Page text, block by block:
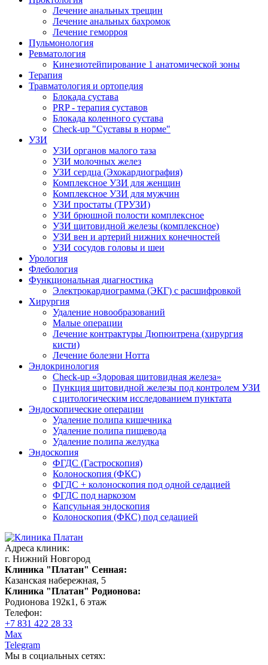
Лечение анальных трещин
Лечение анальных бахромок
Лечение геморроя
Пульмонология
Ревматология
Кинезиотейпирование 1 анатомической зоны
Терапия
Травматология и ортопедия
Блокада сустава
PRP - терапия суставов
Блокада коленного сустава
Check-up "Суставы в норме"
УЗИ
УЗИ органов малого таза
УЗИ молочных желез
УЗИ сердца (Эхокардиография)
Комплексное УЗИ для женщин
Комплексное УЗИ для мужчин
УЗИ простаты (ТРУЗИ)
УЗИ брюшной полости комплексное
УЗИ щитовидной железы (комплексное)
УЗИ вен и артерий нижних конечностей
УЗИ сосудов головы и шеи
Урология
Флебология
Функциональная диагностика
Электрокардиограмма (ЭКГ) с расшифровкой
Хирургия
Удаление новообразований
Малые операции
Лечение контрактуры Дюпюитрена (хирургия
кисти)
Лечение болезни Нотта
Эндокринология
Check-up «Здоровая щитовидная железа»
Пункция щитовидной железы под контролем УЗИ
с цитологическим исследованием пунктата
Эндоскопические операции
Удаление полипа кишечника
Удаление полипа пищевода
Удаление полипа желудка
Эндоскопия
ФГДС (Гастроскопия)
Колоноскопия (ФКС)
ФГДС + колоноскопия под одной седацией
ФГДС под наркозом
Капсульная эндоскопия
Колоноскопия (ФКС) под седацией
Адреса клиник:
г. Нижний Новгород
Клиника "Платан" Сенная:
Казанская набережная, 5
Клиника "Платан" Родионова:
Родионова 192к1, 6 этаж
Телефон:
+7 831 422 28 33
Max
Telegram
Мы в социальных сетях: